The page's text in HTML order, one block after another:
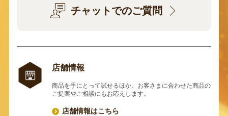
チャットでのご質問
店舗情報
商品を手にとって試せるほか、お客さまに合わせた商品の
ご提案やご相談にもお応えします。
店舗情報はこちら